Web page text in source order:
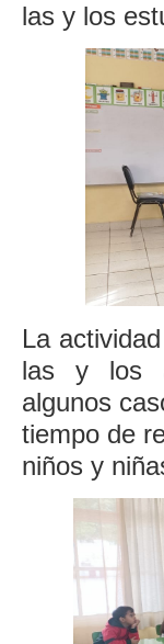
las y los
La
las y los
algunos
tiempo de
niños y